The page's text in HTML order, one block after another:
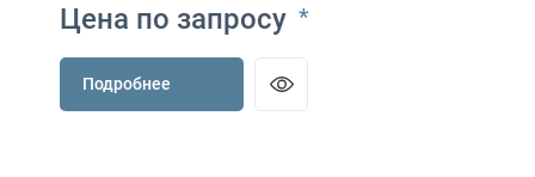
Цена по запросу *
Подробнее